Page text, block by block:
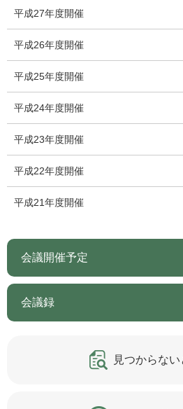
平成27年度開催
平成26年度開催
平成25年度開催
平成24年度開催
平成23年度開催
平成22年度開催
平成21年度開催
会議開催予定
会議録
見つからない